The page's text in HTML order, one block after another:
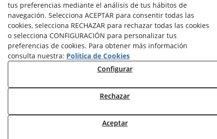
CONTÁCTANOS
DEVOLUCIONES
TRABAJA CON NOSOTROS
¿QUIENES SOMOS?
POLÍTICA DE PRIVACIDAD
DERECHO DESISITIMIENTO
CONDICIONES COMPRA
tus preferencias mediante el análisis de tus hábitos de
navegación. Selecciona ACEPTAR para consentir todas las
cookies, selecciona RECHAZAR para rechazar todas las cookies
o selecciona CONFIGURACIÓN para personalizar tus
preferencias de cookies. Para obtener más información
consulta nuestra: Política de Cookies
Configurar
Rechazar
Aceptar